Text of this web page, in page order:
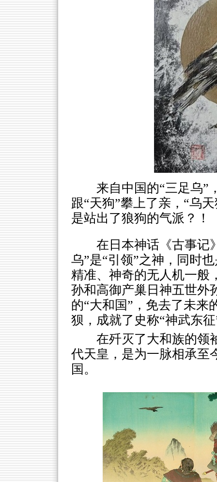
来自中国的“三足乌”
跟“天狗”攀上了亲，“乌
是站出了狼狗的气派？！
在日本神话《古事记
乌”是“引领”之神，同时
精准、神奇的无人机一般
孙和高御产巢日神五世外
的“大和国”，免去了未来
狈，成就了史称“神武东
在歼灭了大和族的领
代天皇，是为一脉相承至
国。